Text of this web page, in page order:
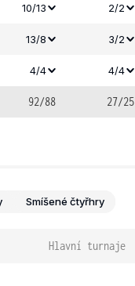
10/13 2/2
13/8 3/2
4/4 4/4
92/88 27/25
Smíšené čtyřhry
Hlavní turnaje